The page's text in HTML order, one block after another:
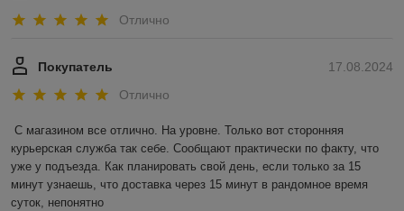
Отлично
17.08.2024
Покупатель
Отлично
С магазином все отлично. На уровне. Только вот сторонняя
курьерская служба так себе. Сообщают практически по факту, что
уже у подъезда. Как планировать свой день, если только за 15
минут узнаешь, что доставка через 15 минут в рандомное время
суток, непонятно